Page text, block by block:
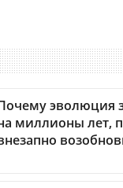
эволюция
миллионы лет,